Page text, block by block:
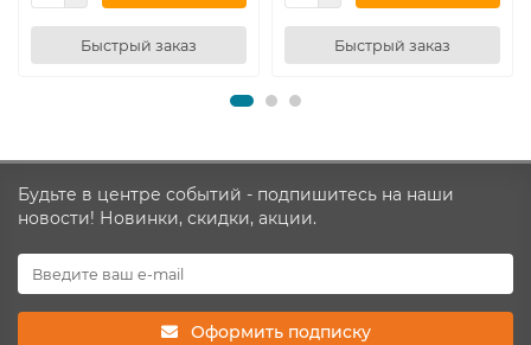
Быстрый заказ Быстрый заказ
Будьте в центре событий - подпишитесь на наши
новости! Новинки, скидки, акции.
Оформить подписку